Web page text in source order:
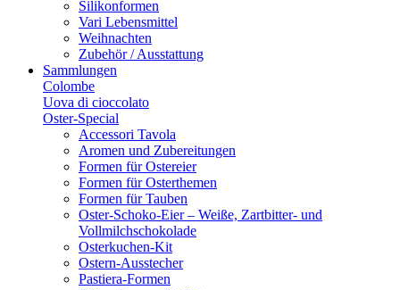
Silikonformen
Vari Lebensmittel
Weihnachten
Zubehör / Ausstattung
Sammlungen
Colombe
Uova di cioccolato
Oster-Special
Accessori Tavola
Aromen und Zubereitungen
Formen für Ostereier
Formen für Osterthemen
Formen für Tauben
Oster-Schoko-Eier – Weiße, Zartbitter- und
Vollmilchschokolade
Osterkuchen-Kit
Ostern-Ausstecher
Pastiera-Formen